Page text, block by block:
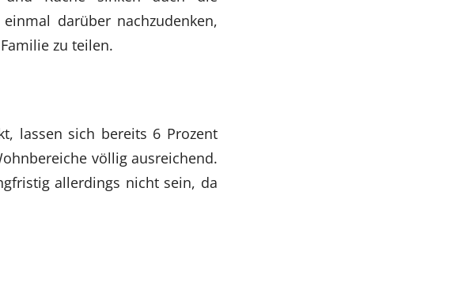
darüber nachzudenken,
zu teilen.
lassen sich bereits 6 Prozent
völlig ausreichend.
allerdings nicht sein, da